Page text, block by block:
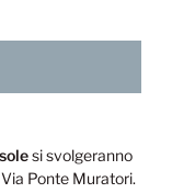
si svolgeranno
Ponte Muratori.